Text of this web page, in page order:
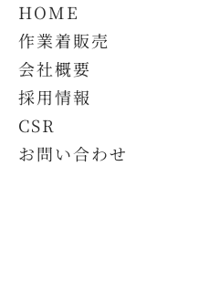
HOME
作業着販売
会社概要
採用情報
CSR
お問い合わせ